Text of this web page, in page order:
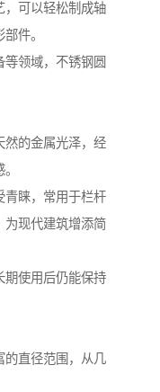
，可以轻松制成轴
件。
领域，不锈钢圆
然的金属光泽，经
青睐，常用于栏杆
为现代建筑增添简
期使用后仍能保持
的直径范围，从几